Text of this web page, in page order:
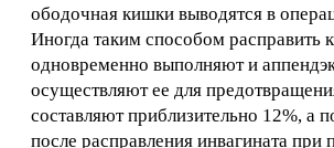
ободочная кишки выводятся в
Иногда таким способом расправить
одновременно выполняют и
осуществляют ее для
составляют приблизительно 12%, а
после расправления инвагината